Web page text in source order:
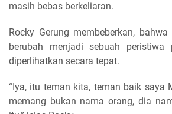
masih bebas berkeliaran.
Rocky Gerung membeberkan,
berubah menjadi sebuah peristiwa
diperlihatkan secara tepat.
“Iya, itu teman kita, teman baik
memang bukan nama orang, dia